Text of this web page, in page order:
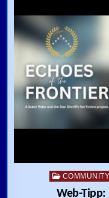
Posted in
COMMUNITY
Web-Tipp: